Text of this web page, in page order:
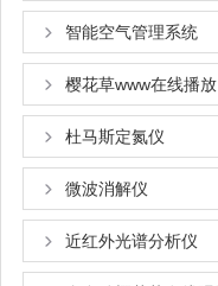
智能空气管理系统
樱花草www在线播放
杜马斯定氮仪
微波消解仪
近红外光谱分析仪